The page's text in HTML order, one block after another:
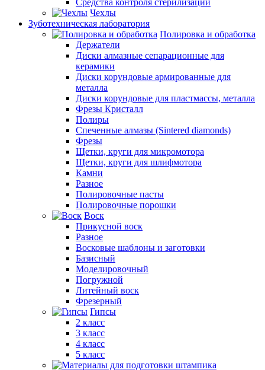
Средства контроля стерилизации
Чехлы
Зуботехническая лаборатория
Полировка и обработка
Держатели
Диски алмазные сепарационные для
керамики
Диски корундовые армированные для
металла
Диски корундовые для пластмассы, металла
Фрезы Кристалл
Полиры
Спеченные алмазы (Sintered diamonds)
Фрезы
Щетки, круги для микромотора
Щетки, круги для шлифмотора
Камни
Разное
Полировочные пасты
Полировочные порошки
Воск
Прикусной воск
Разное
Восковые шаблоны и заготовки
Базисный
Моделировочный
Погружной
Литейный воск
Фрезерный
Гипсы
2 класс
3 класс
4 класс
5 класс